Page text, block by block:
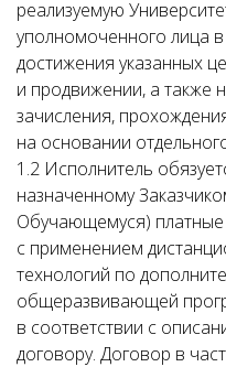
реализуемую
уполномоченного лица
достижения указанных
и продвижении, а также
зачисления,
на основании
1.2 Исполнитель
назначенному
Обучающемуся) платные
с применением
технологий по
общеразвивающей
в соответствии с
договору. Договор в